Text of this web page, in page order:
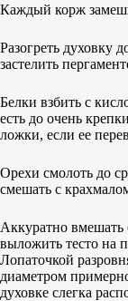
Каждый корж
Разогреть духовку
застелить
Белки взбить с
есть до очень
ложки, если ее
Орехи смолоть до
смешать с
Аккуратно вмешать
выложить тесто на
Лопаточкой
диаметром
духовке слегка